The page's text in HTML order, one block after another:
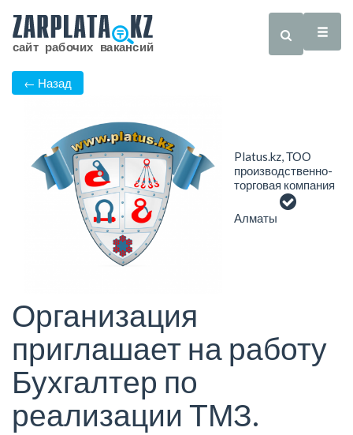
← Назад
Platus.kz, ТОО
производственно-
торговая компания
Алматы
Организация
приглашает на работу
Бухгалтер по
реализации ТМЗ.